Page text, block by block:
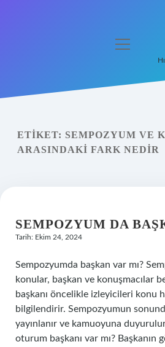
Yasal Uyarı
menüyü
ETIKET: SEMPOZYUM VE
ARASINDAKI FARK NEDIR
SEMPOZYUM DA
Tarih: Ekim 24, 2024
Sempozyumda başkan var mı?
konular, başkan ve konuşmacılar
başkanı öncelikle izleyicileri konu
bilgilendirir. Sempozyumun
yayınlanır ve kamuoyuna
oturum başkanı var mı? Başkanın